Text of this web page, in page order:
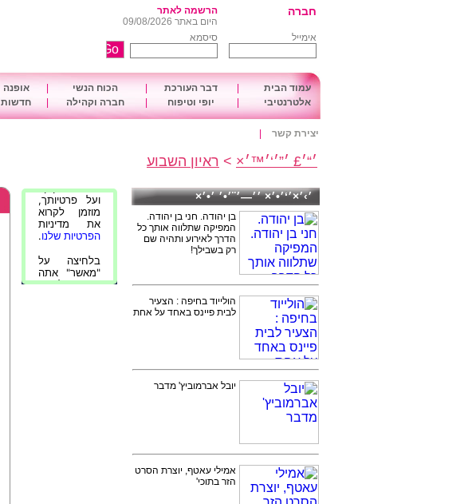
חברה
הרשמה לאתר
היום באתר 09/08/2026
אימייל
סיסמא
עמוד הבית דבר העורכת הכוח הנשי אופנה
אלטרנטיבי
יופי וטיפוח חברה וקהילה חדשות
יצירת קשר
׳“׳£ ׳”׳‘׳™׳× > ראיון השבוע
׳›׳×׳‘׳•׳× ׳׳—׳¨׳•׳ ׳•׳×
בן יהודה. חני בן יהודה.
המפיקה שתלווה אותך כל
הדרך לאירוע ותהיה שם
רק בשבילך!
הולייוד בחיפה : הצעיר
לבית פיינס באחד על אחת
יובל אברמוביץ' מדבר
אמילי עאטף, יוצרת הסרט
הזר בתוכי'